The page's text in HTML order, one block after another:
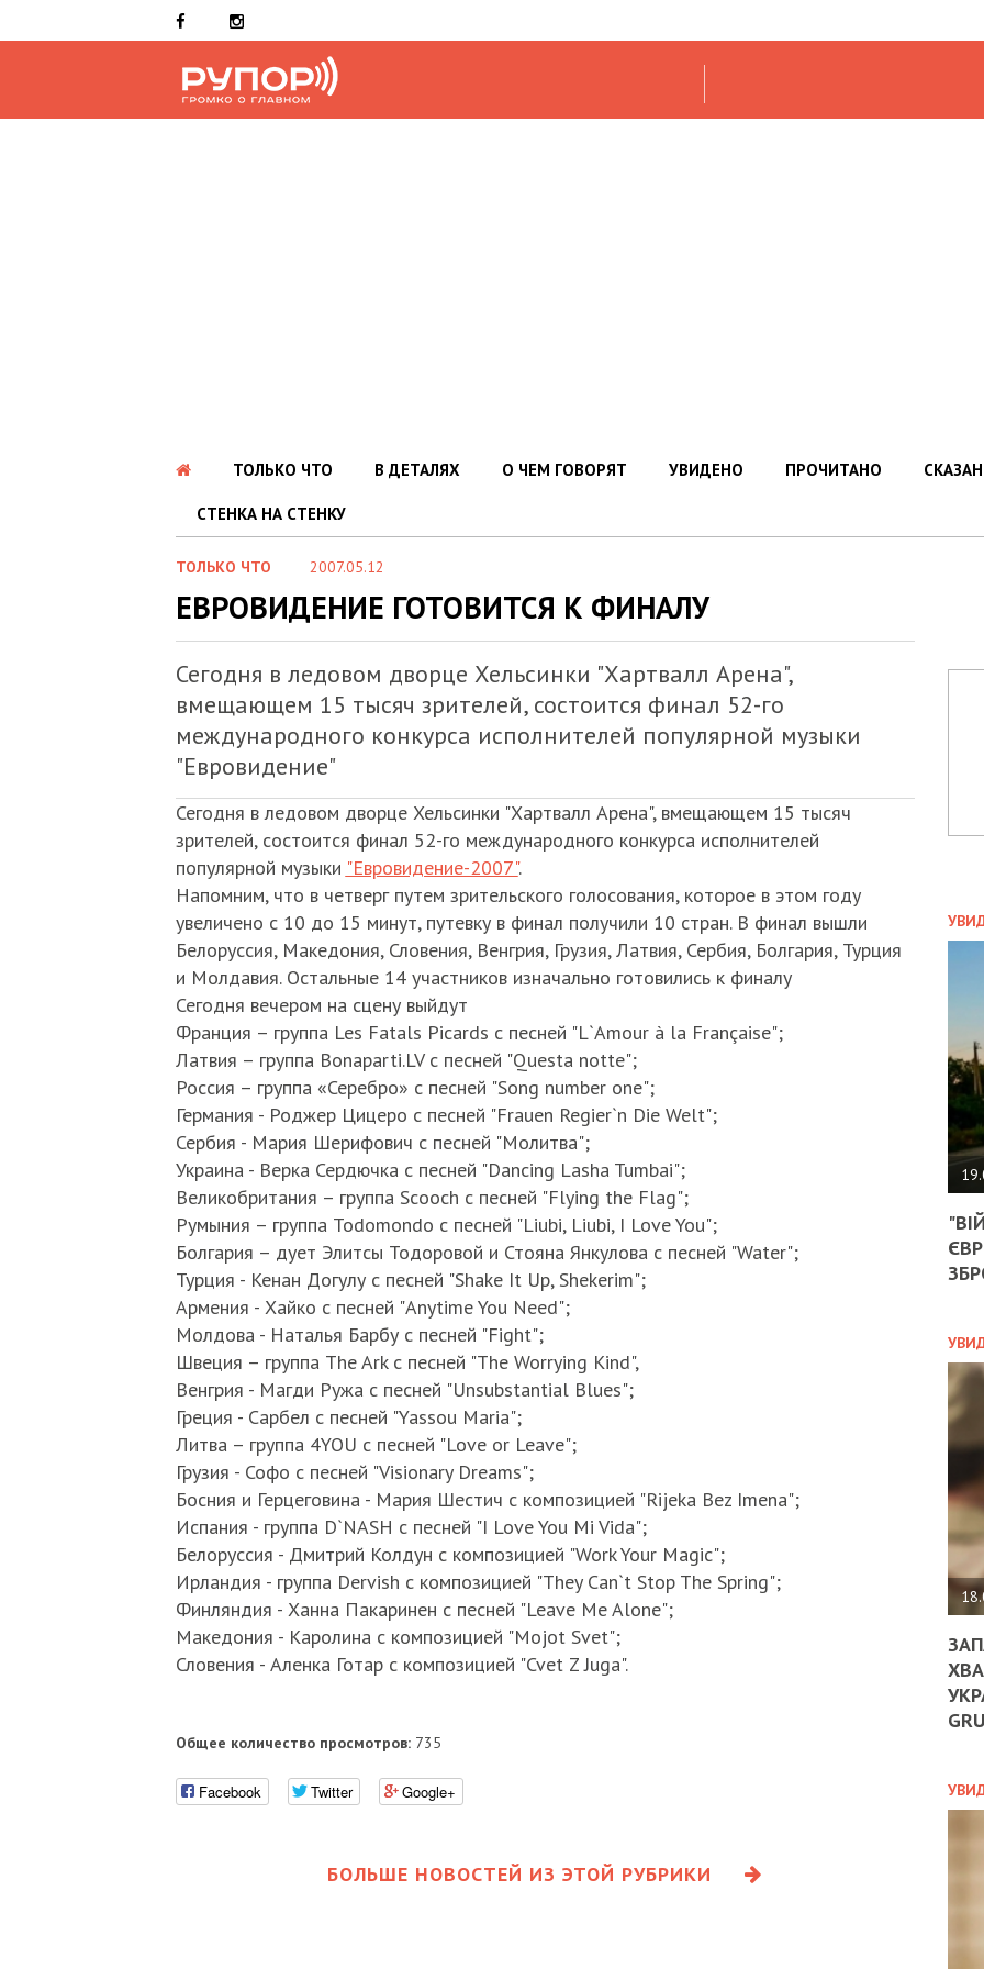
ТОЛЬКО ЧТО В ДЕТАЛЯХ О ЧЕМ ГОВОРЯТ УВИДЕНО ПРОЧИТАНО
СТЕНКА НА СТЕНКУ
ТОЛЬКО ЧТО 2007.05.12
ЕВРОВИДЕНИЕ ГОТОВИТСЯ К ФИНАЛУ
Сегодня в ледовом дворце Хельсинки "Хартвалл Арена",
вмещающем 15 тысяч зрителей, состоится финал 52-го
международного конкурса исполнителей популярной музыки
"Евровидение"
Сегодня в ледовом дворце Хельсинки "Хартвалл Арена", вмещающем 15 тысяч
зрителей, состоится финал 52-го международного конкурса исполнителей
популярной музыки "Евровидение-2007".
Напомним, что в четверг путем зрительского голосования, которое в этом году
увеличено с 10 до 15 минут, путевку в финал получили 10 стран. В финал вышли
Белоруссия, Македония, Словения, Венгрия, Грузия, Латвия, Сербия, Болгария, Турция
и Молдавия. Остальные 14 участников изначально готовились к финалу
Сегодня вечером на сцену выйдут
Франция – группа Les Fatals Picards с песней "L`Amour à la Française";
Латвия – группа Bonaparti.LV с песней "Questa notte";
Россия – группа «Серебро» с песней "Song number one";
Германия - Роджер Цицеро с песней "Frauen Regier`n Die Welt";
Сербия - Мария Шерифович с песней "Молитва";
Украина - Верка Сердючка с песней "Dancing Lasha Tumbai";
Великобритания – группа Scooch с песней "Flying the Flag";
Румыния – группа Todomondo с песней "Liubi, Liubi, I Love You";
Болгария – дует Элитсы Тодоровой и Стояна Янкулова с песней "Water";
Турция - Кенан Догулу с песней "Shake It Up, Shekerim";
Армения - Хайко с песней "Anytime You Need";
Молдова - Наталья Барбу с песней "Fight";
Швеция – группа The Ark с песней "The Worrying Kind",
Венгрия - Магди Ружа с песней "Unsubstantial Blues";
Греция - Сарбел с песней "Yassou Maria";
Литва – группа 4YOU с песней "Love or Leave";
Грузия - Софо с песней "Visionary Dreams";
Босния и Герцеговина - Мария Шестич с композицией "Rijeka Bez Imena";
Испания - группа D`NASH с песней "I Love You Mi Vida";
Белоруссия - Дмитрий Колдун с композицией "Work Your Magic";
Ирландия - группа Dervish с композицией "They Can`t Stop The Spring";
Финляндия - Ханна Пакаринен с песней "Leave Me Alone";
Македония - Каролина с композицией "Mojot Svet";
Словения - Аленка Готар с композицией "Cvet Z Juga".
Общее количество просмотров:735
Facebook Twitter Google+
БОЛЬШЕ НОВОСТЕЙ ИЗ ЭТОЙ РУБРИКИ
НА
ДО
ЄС
-